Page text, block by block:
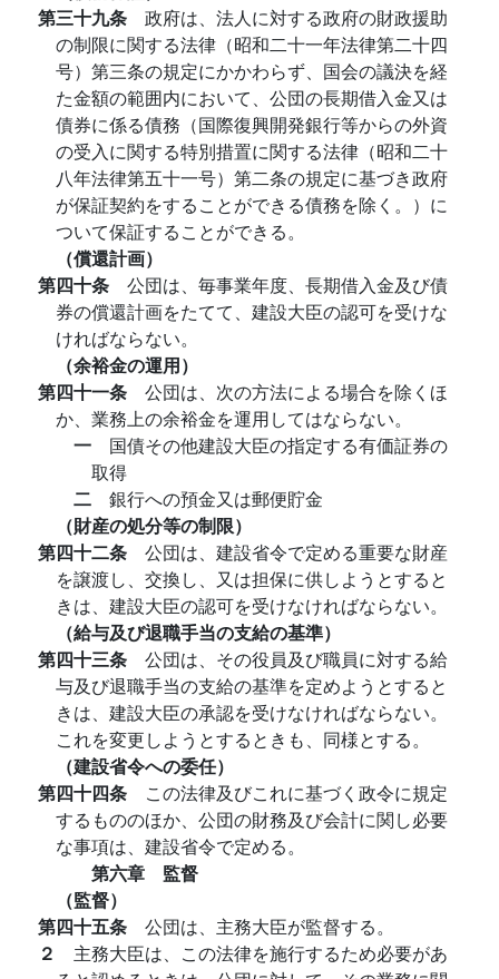
第三十九条 政府は、法人に対する政府の財政援助
の制限に関する法律（昭和二十一年法律第二十四
号）第三条の規定にかかわらず、国会の議決を経
た金額の範囲内において、公団の長期借入金又は
債券に係る債務（国際復興開発銀行等からの外資
の受入に関する特別措置に関する法律（昭和二十
八年法律第五十一号）第二条の規定に基づき政府
が保証契約をすることができる債務を除く。）に
ついて保証することができる。
（償還計画）
第四十条 公団は、毎事業年度、長期借入金及び債
券の償還計画をたてて、建設大臣の認可を受けな
ければならない。
（余裕金の運用）
第四十一条 公団は、次の方法による場合を除くほ
か、業務上の余裕金を運用してはならない。
一 国債その他建設大臣の指定する有価証券の
取得
二 銀行への預金又は郵便貯金
（財産の処分等の制限）
第四十二条 公団は、建設省令で定める重要な財産
を譲渡し、交換し、又は担保に供しようとすると
きは、建設大臣の認可を受けなければならない。
（給与及び退職手当の支給の基準）
第四十三条 公団は、その役員及び職員に対する給
与及び退職手当の支給の基準を定めようとすると
きは、建設大臣の承認を受けなければならない。
これを変更しようとするときも、同様とする。
（建設省令への委任）
第四十四条 この法律及びこれに基づく政令に規定
するもののほか、公団の財務及び会計に関し必要
な事項は、建設省令で定める。
第六章 監督
（監督）
第四十五条 公団は、主務大臣が監督する。
２ 主務大臣は、この法律を施行するため必要があ